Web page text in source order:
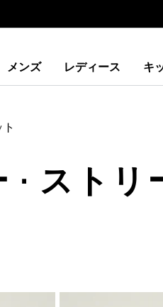
メンズ レディース キ
· ストリ